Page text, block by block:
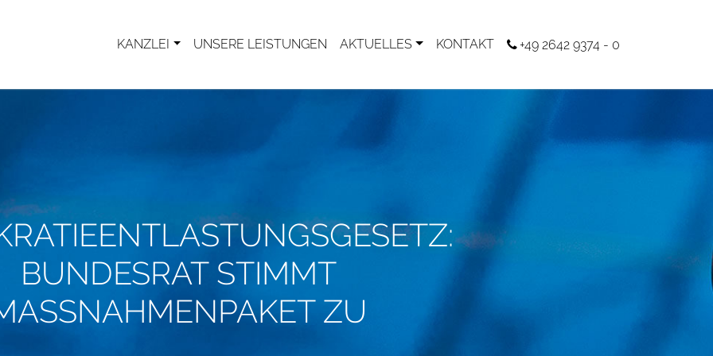
KANZLEI UNSERE LEISTUNGEN AKTUELLES KONTAKT +49 2642 9374 - 0
BUNDESRAT STIMMT
ZU